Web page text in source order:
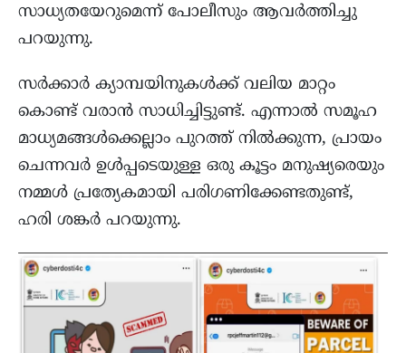
സാധ്യതയേറുമെന്ന് പോലീസും ആവർത്തിച്ചു
പറയുന്നു.
സർക്കാർ ക്യാമ്പയിനുകൾക്ക്‌ വലിയ മാറ്റം
കൊണ്ട് വരാൻ സാധിച്ചിട്ടുണ്ട്. എന്നാൽ സമൂഹ
മാധ്യമങ്ങൾക്കെല്ലാം പുറത്ത് നിൽക്കുന്ന, പ്രായം
ചെന്നവർ ഉൾപ്പടെയുള്ള ഒരു കൂട്ടം മനുഷ്യരെയും
നമ്മൾ പ്രത്യേകമായി പരിഗണിക്കേണ്ടതുണ്ട്,
ഹരി ശങ്കർ പറയുന്നു.